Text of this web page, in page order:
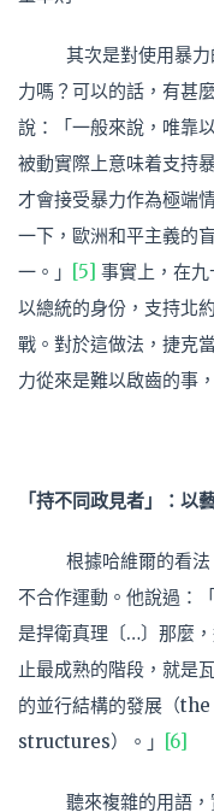
其次是對使用暴
力嗎？可以的話，有甚
說：「一般來說，唯靠
被動實際上意味着支持
才會接受暴力作為極端
一下，歐洲和平主義的
一。」 [5] 事實上，在
以總統的身份，支持北
戰。對於這做法，捷克
力從來是難以啟齒的事
「持不同政見者」：以
根據哈維爾的看
不合作運動。他說過：
是捍衛真理〔…〕那麼
止最成熟的階段，就是
的並行結構的發展（
structures）。」 [6]
聽來複雜的用語